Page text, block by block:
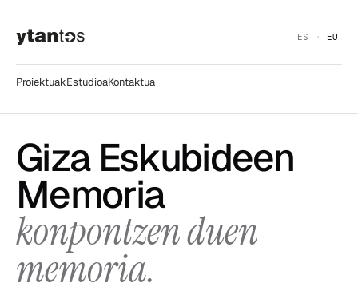
ProiektuakEstudioaKontaktua
ES EU
Giza Eskubideen
Memoria
konpontzen duen
memoria.